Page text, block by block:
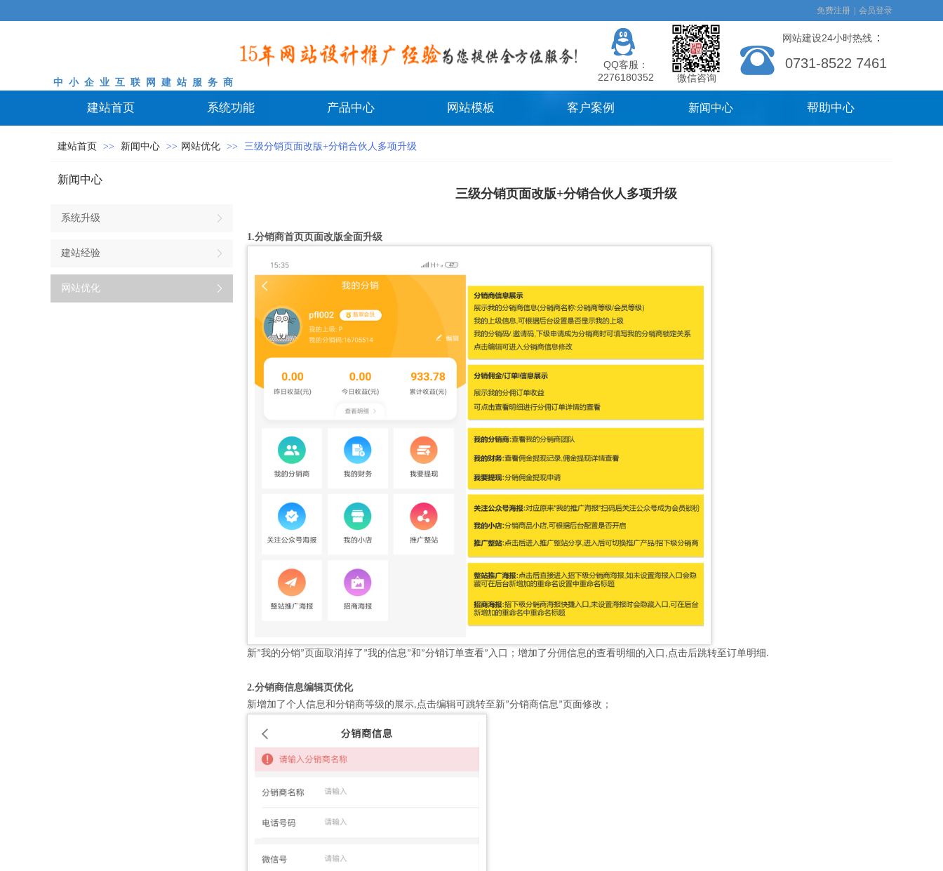
网站建设24小时热线 ：
0731-8522 7461
微信咨询
QQ客服：
2276180352
中 小 企 业 互 联 网 建 站 服 务 商
免费注册 会员登录
建站首页 系统功能 产品中心 网站模板 客户案例 新闻中心 帮助中心
建站首页 >> 新闻中心 >> 网站优化 >> 三级分销页面改版+分销合伙人多项升级
新闻中心
系统升级
建站经验
网站优化
三级分销页面改版+分销合伙人多项升级
1.分销商首页页面改版全面升级
新”我的分销”页面取消掉了 ”我的信息 ”和 ”分销订单查看” 入口；增加了分佣信息的查看明细的入口 , 点击后跳转至订单明细 .
2.分销商信息编辑页优化
新增加了个人信息和分销商等级的展示, 点击编辑可跳转至新”分销商信息 ”页面修改；